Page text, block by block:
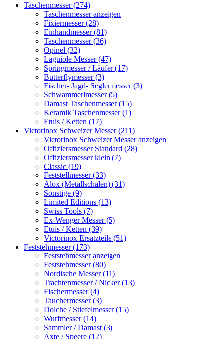
Taschenmesser (274)
Taschenmesser anzeigen
Fixiermesser (28)
Einhandmesser (81)
Taschenmesser (36)
Opinel (32)
Laguiole Messer (47)
Springmesser / Läufer (17)
Butterflymesser (3)
Fischer- Jagd- Seglermesser (3)
Schwammerlmesser (5)
Damast Taschenmesser (15)
Keramik Taschenmesser (1)
Etuis / Ketten (17)
Victorinox Schweizer Messer (211)
Victorinox Schweizer Messer anzeigen
Offiziersmesser Standard (28)
Offiziersmesser klein (7)
Classic (19)
Feststellmesser (33)
Alox (Metallschalen) (31)
Sonstige (9)
Limited Editions (13)
Swiss Tools (7)
Ex-Wenger Messer (5)
Etuis / Ketten (39)
Victorinox Ersatzteile (51)
Feststehmesser (173)
Feststehmesser anzeigen
Feststehmesser (80)
Nordische Messer (11)
Trachtenmesser / Nicker (13)
Fischermesser (4)
Tauchermesser (3)
Dolche / Stiefelmesser (15)
Wurfmesser (14)
Sammler / Damast (3)
Äxte / Speere (12)